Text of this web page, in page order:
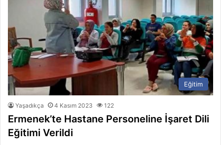
Eğitim
Yaşadıkça 4 Kasım 2023 122
Ermenek’te Hastane Personeline İşaret Dili
Eğitimi Verildi